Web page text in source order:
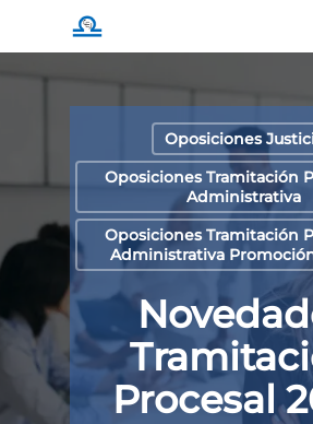
main
Oposiciones
Oposiciones Tramitación
Administrativa
Oposiciones Tramitación
Administrativa
Procesal